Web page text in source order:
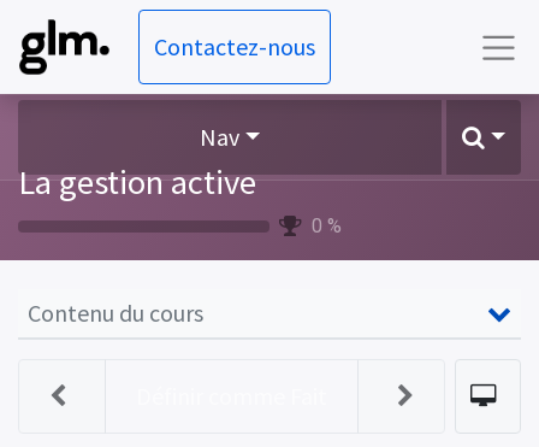
Contactez-nous
Nav
La gestion active
0 %
Contenu du cours